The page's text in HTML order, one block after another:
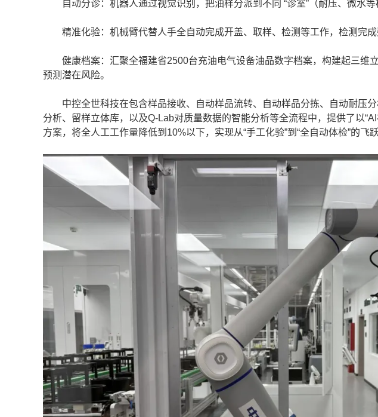
自动分诊：机器人通过视觉识别，把油样分派到不同 “诊室”（耐压、微水等
精准化验：机械臂代替人手全自动完成开盖、取样、检测等工作，检测完成
健康档案：汇聚全福建省2500台充油电气设备油品数字档案，构建起三维
预测潜在风险。
中控全世科技在包含样品接收、自动样品流转、自动样品分拣、自动耐压分
分析、留样立体库，以及Q-Lab对质量数据的智能分析等全流程中，提供了以
方案，将全人工工作量降低到10%以下，实现从“手工化验”到“全自动体检”的飞跃